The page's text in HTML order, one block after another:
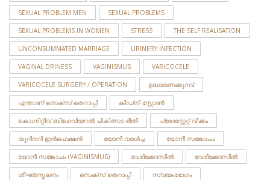
SEXUAL PROBLEM MEN SEXUAL PROBLEMS
SEXUAL PROBLEMS IN WOMEN STRESS THE SELF REALISATION
UNCONSUMMATED MARRIAGE URINERY INFECTION
VAGINAL DRINESS VAGINISMUS VARICOCELE
VARICOCELE SURGERY / OPERATION ഉദ്ധാരണക്കുറവ്
എന്താണ് സെക്സ് തെറാപ്പി കിഡ്നി സ്റ്റോണ്‍
കൊഗ്നിറ്റീവ് ബിഹേവിയറൽ ചികിത്സാ രീതി പ്രോസ്റ്റേറ്റ് വീക്കം
യൂറിനറി ഇന്‍ഫെക്ഷന്‍ യോനീ വരള്‍ച്ച യോനീ സങ്കോചം
യോനീ സങ്കോചം (VAGINISMUS) വേരിക്കോസീല്‍ വേരീക്കോസീൽ
ശീഘ്രസ്ഖലനം സെക്‌സ് തെറാപ്പി സ്വയംഭോഗം